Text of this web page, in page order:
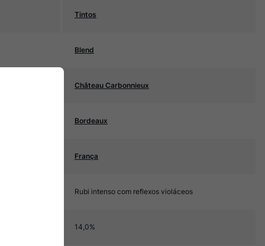
Tintos
Blend
Château Carbonnieux
Bordeaux
França
Rubi intenso com reflexos violáceos
14,0%